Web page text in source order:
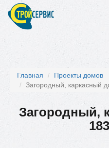
Перейти
основному
Главная
Проекты домов
Загородный, каркасный
Загородный,